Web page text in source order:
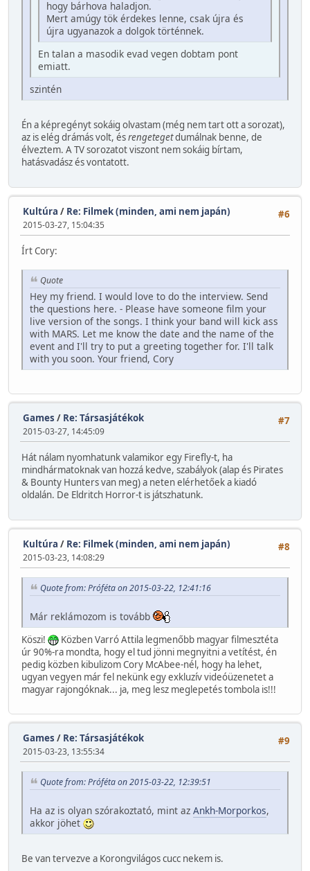
hogy bárhova haladjon.
Mert amúgy tök érdekes lenne, csak újra és
újra ugyanazok a dolgok történnek.
En talan a masodik evad vegen dobtam pont
emiatt.
szintén
Én a képregényt sokáig olvastam (még nem tart ott a sorozat),
az is elég drámás volt, ésrengetegetdumálnak benne, de
élveztem. A TV sorozatot viszont nem sokáig bírtam,
hatásvadász és vontatott.
#6
Kultúra / Re: Filmek (minden, ami nem japán)
2015-03-27, 15:04:35
Írt Cory:
Quote
Hey my friend. I would love to do the interview. Send
the questions here. - Please have someone film your
live version of the songs. I think your band will kick ass
with MARS. Let me know the date and the name of the
event and I'll try to put a greeting together for. I'll talk
with you soon. Your friend, Cory
#7
Games / Re: Társasjátékok
2015-03-27, 14:45:09
Hát nálam nyomhatunk valamikor egy Firefly-t, ha
mindhármatoknak van hozzá kedve, szabályok (alap és Pirates
& Bounty Hunters van meg) a neten elérhetőek a kiadó
oldalán. De Eldritch Horror-t is játszhatunk.
#8
Kultúra / Re: Filmek (minden, ami nem japán)
2015-03-23, 14:08:29
Quote from: Próféta on 2015-03-22, 12:41:16
Már reklámozom is tovább
Köszi!
Közben Varró Attila legmenőbb magyar filmesztéta
úr 90%-ra mondta, hogy el tud jönni megnyitni a vetítést, én
pedig közben kibulizom Cory McAbee-nél, hogy ha lehet,
ugyan vegyen már fel nekünk egy exkluzív videóüzenetet a
magyar rajongóknak... ja, meg lesz meglepetés tombola is!!!
#9
Games / Re: Társasjátékok
2015-03-23, 13:55:34
Quote from: Próféta on 2015-03-22, 12:39:51
Ha az is olyan szórakoztató, mint az Ankh-Morporkos,
akkor jöhet
Be van tervezve a Korongvilágos cucc nekem is.